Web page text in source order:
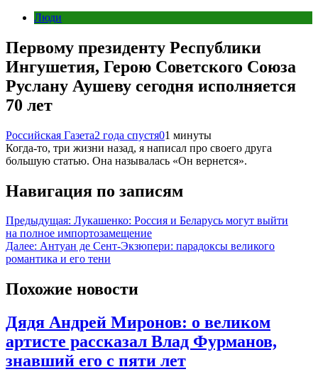
Люди
Первому президенту Республики
Ингушетия, Герою Советского Союза
Руслану Аушеву сегодня исполняется
70 лет
Российская Газета2 года спустя01 минуты
Когда-то, три жизни назад, я написал про своего друга
большую статью. Она называлась «Он вернется».
Навигация по записям
Предыдущая: Лукашенко: Россия и Беларусь могут выйти
на полное импортозамещение
Далее: Антуан де Сент-Экзюпери: парадоксы великого
романтика и его тени
Похожие новости
Дядя Андрей Миронов: о великом
артисте рассказал Влад Фурманов,
знавший его с пяти лет